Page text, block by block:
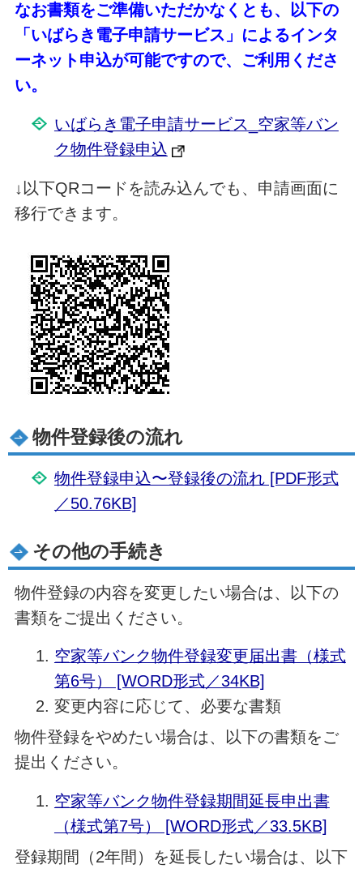
なお書類をご準備いただかなくとも、以下の
「いばらき電子申請サービス」によるインタ
ーネット申込が可能ですので、ご利用くださ
い。
いばらき電子申請サービス_空家等バン
ク物件登録申込
↓以下QRコードを読み込んでも、申請画面に
移行できます。
物件登録後の流れ
物件登録申込〜登録後の流れ [PDF形式
／50.76KB]
その他の手続き
物件登録の内容を変更したい場合は、以下の
書類をご提出ください。
空家等バンク物件登録変更届出書（様式
第6号） [WORD形式／34KB]
変更内容に応じて、必要な書類
物件登録をやめたい場合は、以下の書類をご
提出ください。
空家等バンク物件登録期間延長申出書
（様式第7号） [WORD形式／33.5KB]
登録期間（2年間）を延長したい場合は、以下